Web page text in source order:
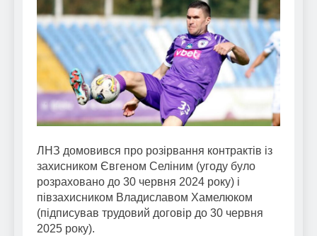
ЛНЗ домовився про розірвання контрактів із
захисником Євгеном Селіним (угоду було
розраховано до 30 червня 2024 року) і
півзахисником Владиславом Хамелюком
(підписував трудовий договір до 30 червня
2025 року).